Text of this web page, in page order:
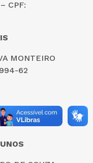
CPF:
MONTEIRO
62
– CPF: